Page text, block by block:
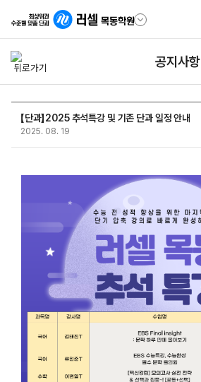
공지사항
【단과】2025 추석특강 및 기존 단과 일정 안내
2025. 08. 19